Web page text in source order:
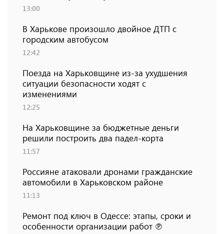
13:00
В Харькове произошло двойное ДТП с
городским автобусом
12:42
Поезда на Харьковщине из-за ухудшения
ситуации безопасности ходят с
изменениями
12:25
На Харьковщине за бюджетные деньги
решили построить два падел-корта
11:57
Россияне атаковали дронами гражданские
автомобили в Харьковском районе
11:13
Ремонт под ключ в Одессе: этапы, сроки и
особенности организации работ ℗